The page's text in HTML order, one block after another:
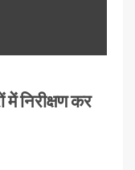
में निरीक्षण कर